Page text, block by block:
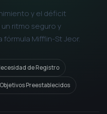
y el déficit
ritmo seguro y
Mifflin-St Jeor.
de Registro
Preestablecidos